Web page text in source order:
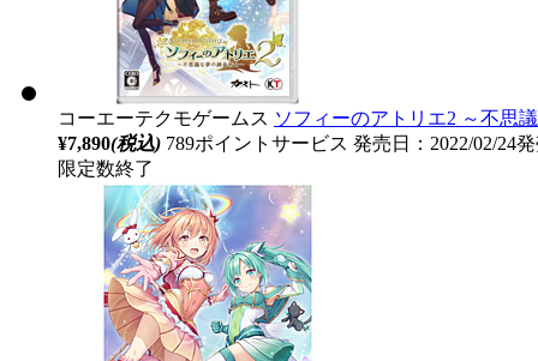
コーエーテクモゲームス ソフィーのアトリエ2 ～不思
¥7,890(税込) 789ポイントサービス 発売日：2022/02/24
限定数終了